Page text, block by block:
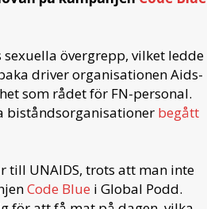
sexuella övergrepp, vilket ledde
driver organisationen Aids-
som rådet för FN-personal.
biståndsorganisationer begått
till UNAIDS, trots att man inte
Code Blue i Global Podd.